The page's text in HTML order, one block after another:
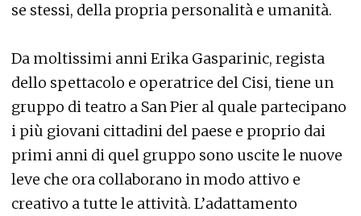
se stessi, della propria personalità e umanità.
Da moltissimi anni Erika Gasparinic, regista
dello spettacolo e operatrice del Cisi, tiene un
gruppo di teatro a San Pier al quale partecipano
i più giovani cittadini del paese e proprio dai
primi anni di quel gruppo sono uscite le nuove
leve che ora collaborano in modo attivo e
creativo a tutte le attività. L’adattamento